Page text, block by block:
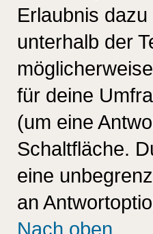
Erlaubnis
unterhalb der
für deine
(um eine
Schaltfläche.
eine
an
Nach oben